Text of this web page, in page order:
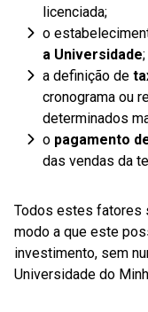
licenciada;
o
a Universidade;
a definição de
cronograma ou
determinados
o pagamento
das vendas da
Todos estes fatores
modo a que este
investimento, sem
Universidade do